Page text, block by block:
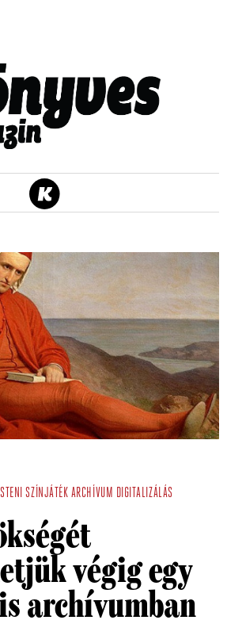
ISTENI SZÍNJÁTÉK ARCHÍVUM DIGITALIZÁLÁS
végig egy
archívumban